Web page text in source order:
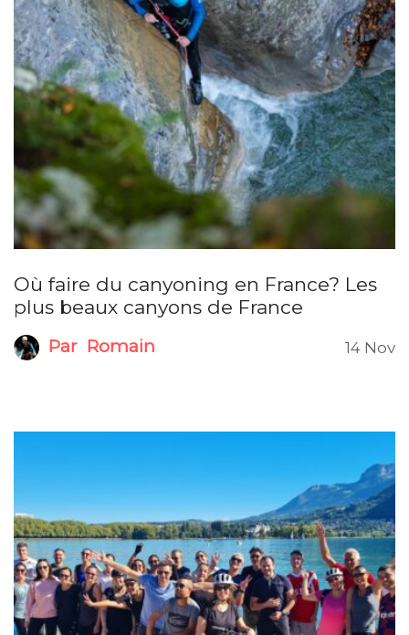
Où faire du canyoning en France? Les
plus beaux canyons de France
Par Romain 14 Nov